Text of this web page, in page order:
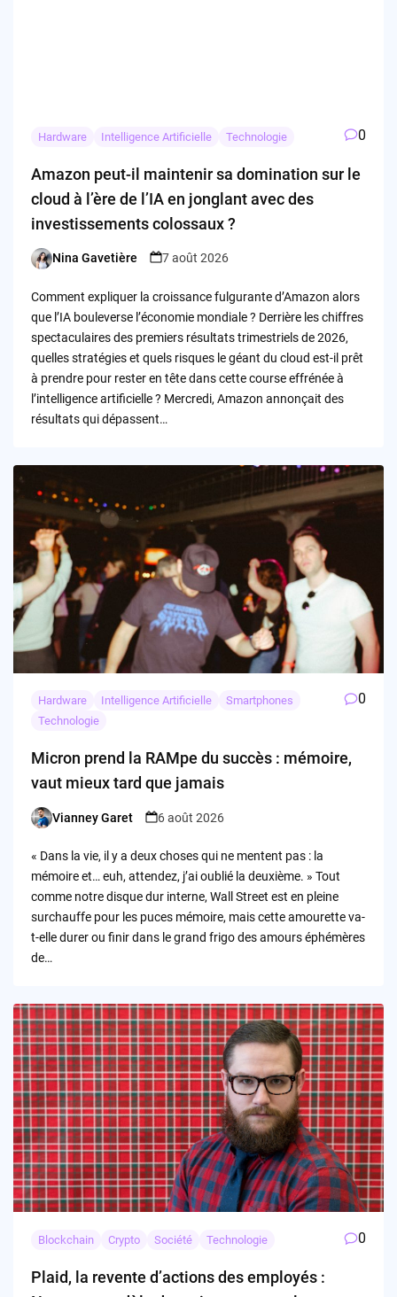
Hardware Intelligence Artificielle Technologie 0
Amazon peut-il maintenir sa domination sur le
cloud à l’ère de l’IA en jonglant avec des
investissements colossaux ?
Posted
Nina Gavetière 7 août 2026
Comment expliquer la croissance fulgurante d’Amazon alors
que l’IA bouleverse l’économie mondiale ? Derrière les chiffres
spectaculaires des premiers résultats trimestriels de 2026,
quelles stratégies et quels risques le géant du cloud est-il prêt
à prendre pour rester en tête dans cette course effrénée à
l’intelligence artificielle ? Mercredi, Amazon annonçait des
résultats qui dépassent…
Hardware Intelligence Artificielle
Smartphones
Technologie
0
Micron prend la RAMpe du succès : mémoire,
vaut mieux tard que jamais
Posted
Vianney Garet 6 août 2026
« Dans la vie, il y a deux choses qui ne mentent pas : la
mémoire et… euh, attendez, j’ai oublié la deuxième. » Tout
comme notre disque dur interne, Wall Street est en pleine
surchauffe pour les puces mémoire, mais cette amourette va-
t-elle durer ou finir dans le grand frigo des amours éphémères
de…
Blockchain Crypto Société Technologie 0
Plaid, la revente d’actions des employés :